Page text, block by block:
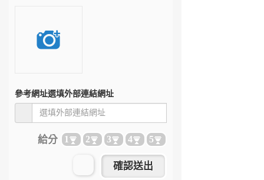
參考網址選填外部連結網址
給分 1 2 3 4 5